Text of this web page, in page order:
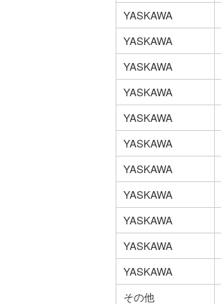
YASKAWA
YASKAWA
YASKAWA
YASKAWA
YASKAWA
YASKAWA
YASKAWA
YASKAWA
YASKAWA
YASKAWA
YASKAWA
その他